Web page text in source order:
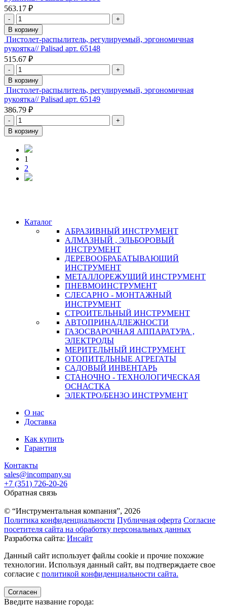
563.17 ₽
-
+
В корзину
Пистолет-распылитель, регулируемый, эргономичная
рукоятка// Palisad арт. 65148
515.67 ₽
-
+
В корзину
Пистолет-распылитель, регулируемый, эргономичная
рукоятка// Palisad арт. 65149
386.79 ₽
-
+
В корзину
1
2
Каталог
АБРАЗИВНЫЙ ИНСТРУМЕНТ
АЛМАЗНЫЙ , ЭЛЬБОРОВЫЙ
ИНСТРУМЕНТ
ДЕРЕВООБРАБАТЫВАЮЩИЙ
ИНСТРУМЕНТ
МЕТАЛЛОРЕЖУЩИЙ ИНСТРУМЕНТ
ПНЕВМОИНСТРУМЕНТ
СЛЕСАРНО - МОНТАЖНЫЙ
ИНСТРУМЕНТ
СТРОИТЕЛЬНЫЙ ИНСТРУМЕНТ
АВТОПРИНАДЛЕЖНОСТИ
ГАЗОСВАРОЧНАЯ АППАРАТУРА ,
ЭЛЕКТРОДЫ
МЕРИТЕЛЬНЫЙ ИНСТРУМЕНТ
ОТОПИТЕЛЬНЫЕ АГРЕГАТЫ
САДОВЫЙ ИНВЕНТАРЬ
СТАНОЧНО - ТЕХНОЛОГИЧЕСКАЯ
ОСНАСТКА
ЭЛЕКТРО/БЕНЗО ИНСТРУМЕНТ
О нас
Доставка
Как купить
Гарантия
Контакты
sales@incompany.su
+7 (351) 726-20-26
Обратная связь
© “Инструментальная компания”, 2026
Политика конфиденциальности Публичная оферта Согласие
посетителя сайта на обработку персональных данных
Разработка сайта: Инсайт
Данный сайт использует файлы cookie и прочие похожие
технологии. Используя данный сайт, вы подтверждаете свое
согласие с политикой конфиденциальности сайта.
Согласен
Введите название города: